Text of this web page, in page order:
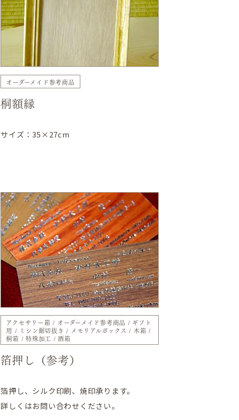
オーダーメイド参考商品
桐額縁
サイズ：35×27cm
アクセサリー箱 オーダーメイド参考商品
ギフト
用
ミシン鋸切抜き メモリアルボックス
木箱
桐箱
特殊加工 酒箱
箔押し（参考）
箔押し、シルク印刷、焼印承ります。
詳しくはお問い合わせください。